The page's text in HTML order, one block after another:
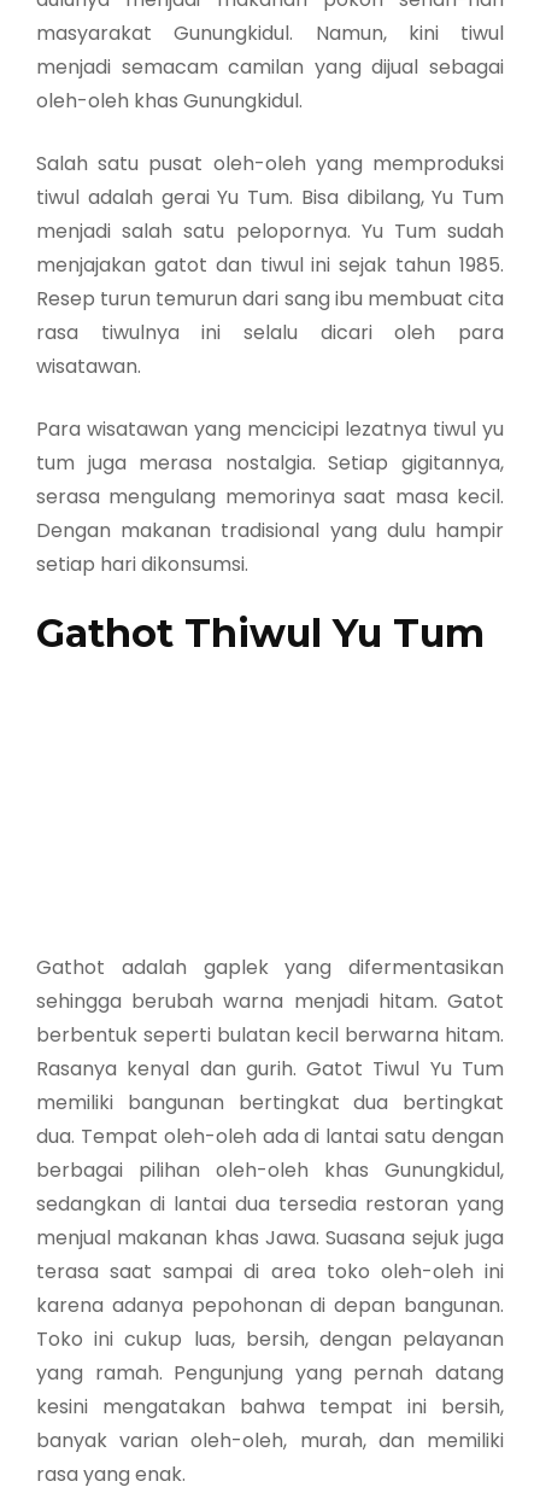
masyarakat Gunungkidul. Namun, kini tiwul
menjadi semacam camilan yang dijual sebagai
oleh-oleh khas Gunungkidul.
Salah satu pusat oleh-oleh yang memproduksi
tiwul adalah gerai Yu Tum. Bisa dibilang, Yu Tum
menjadi salah satu pelopornya. Yu Tum sudah
menjajakan gatot dan tiwul ini sejak tahun 1985.
Resep turun temurun dari sang ibu membuat cita
rasa tiwulnya ini selalu dicari oleh para
wisatawan.
Para wisatawan yang mencicipi lezatnya tiwul yu
tum juga merasa nostalgia. Setiap gigitannya,
serasa mengulang memorinya saat masa kecil.
Dengan makanan tradisional yang dulu hampir
setiap hari dikonsumsi.
Gathot Thiwul Yu Tum
Gathot adalah gaplek yang difermentasikan
sehingga berubah warna menjadi hitam. Gatot
berbentuk seperti bulatan kecil berwarna hitam.
Rasanya kenyal dan gurih. Gatot Tiwul Yu Tum
memiliki bangunan bertingkat dua bertingkat
dua. Tempat oleh-oleh ada di lantai satu dengan
berbagai pilihan oleh-oleh khas Gunungkidul,
sedangkan di lantai dua tersedia restoran yang
menjual makanan khas Jawa. Suasana sejuk juga
terasa saat sampai di area toko oleh-oleh ini
karena adanya pepohonan di depan bangunan.
Toko ini cukup luas, bersih, dengan pelayanan
yang ramah. Pengunjung yang pernah datang
kesini mengatakan bahwa tempat ini bersih,
banyak varian oleh-oleh, murah, dan memiliki
rasa yang enak.